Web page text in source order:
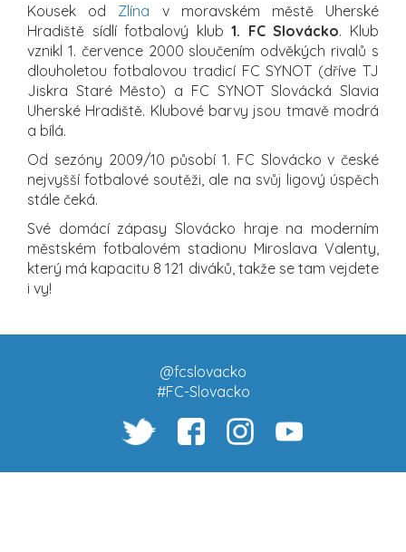
Kousek od Zlína v moravském městě Uherské
Hradiště sídlí fotbalový klub1. FC Slovácko. Klub
vznikl 1. července 2000 sloučením odvěkých rivalů s
dlouholetou fotbalovou tradicí FC SYNOT (dříve TJ
Jiskra Staré Město) a FC SYNOT Slovácká Slavia
Uherské Hradiště. Klubové barvy jsou tmavě modrá
a bílá.
Od sezóny 2009/10 působí 1. FC Slovácko v české
nejvyšší fotbalové soutěži, ale na svůj ligový úspěch
stále čeká.
Své domácí zápasy Slovácko hraje na moderním
městském fotbalovém stadionu Miroslava Valenty,
který má kapacitu 8 121 diváků, takže se tam vejdete
i vy!
@fcslovacko
#FC-Slovacko